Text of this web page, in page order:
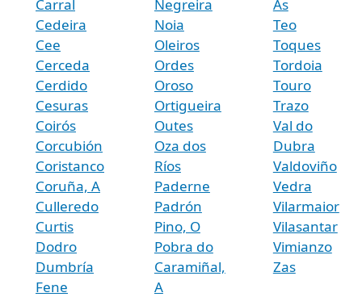
Carral
Cedeira
Cee
Cerceda
Cerdido
Cesuras
Coirós
Corcubión
Coristanco
Coruña, A
Culleredo
Curtis
Dodro
Dumbría
Fene
Negreira
Noia
Oleiros
Ordes
Oroso
Ortigueira
Outes
Oza dos
Ríos
Paderne
Padrón
Pino, O
Pobra do
Caramiñal,
A
As
Teo
Toques
Tordoia
Touro
Trazo
Val do
Dubra
Valdoviño
Vedra
Vilarmaior
Vilasantar
Vimianzo
Zas